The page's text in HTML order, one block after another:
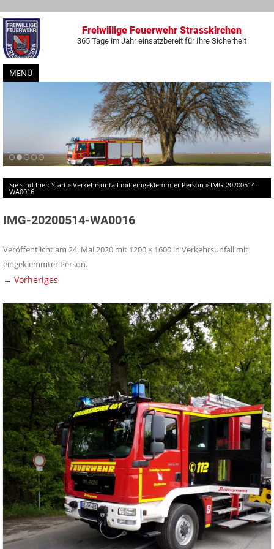
Freiwillige Feuerwehr Strasskirchen
365 Tage im Jahr einsatzbereit für Ihre Sicherheit
MENÜ
Zum
Inhalt
springen
Sie sind hier: Start » Verkehrsunfall mit eingeklemmter Person » IMG-20200514-
WA0016
IMG-20200514-WA0016
Veröffentlicht am 24. Mai 2020 mit 1200 × 1600 in Verkehrsunfall mit
eingeklemmter Person.
← Vorheriges